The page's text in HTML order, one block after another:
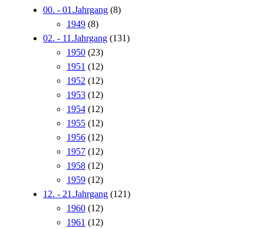
00. - 01.Jahrgang (8)
1949 (8)
02. - 11.Jahrgang (131)
1950 (23)
1951 (12)
1952 (12)
1953 (12)
1954 (12)
1955 (12)
1956 (12)
1957 (12)
1958 (12)
1959 (12)
12. - 21.Jahrgang (121)
1960 (12)
1961 (12)